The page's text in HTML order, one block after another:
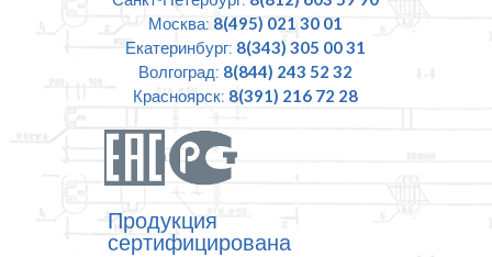
Москва: 8(495) 021 30 01
Екатеринбург: 8(343) 305 00 31
Волгоград: 8(844) 243 52 32
Красноярск: 8(391) 216 72 28
Продукция
сертифицирована